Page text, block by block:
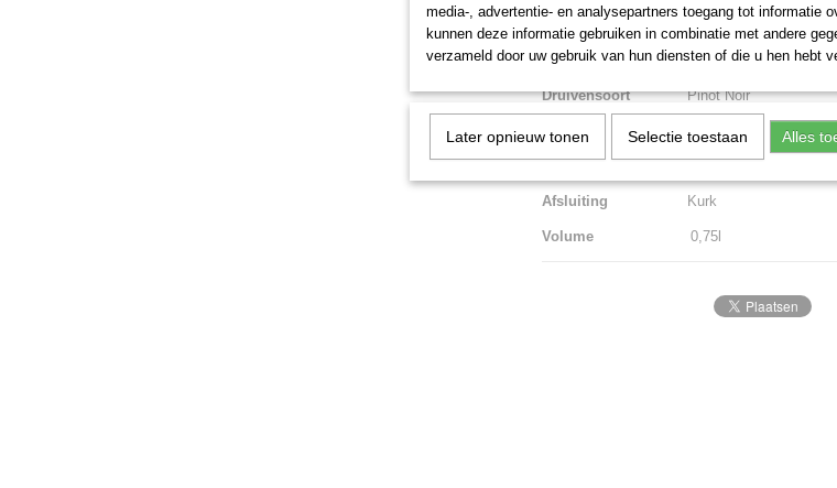
Land Frankrijk
StreekLanguedoc
DruivensoortPinot Noir
VinificatieHoutrijping
Afsluiting Kurk
Volume 0,75l
media-, advertentie- en analysepartners toegang tot informatie
kunnen deze informatie gebruiken in combinatie met andere
verzameld door uw gebruik van hun diensten of die u hen hebt
Later opnieuw tonen Selectie toestaan Alles